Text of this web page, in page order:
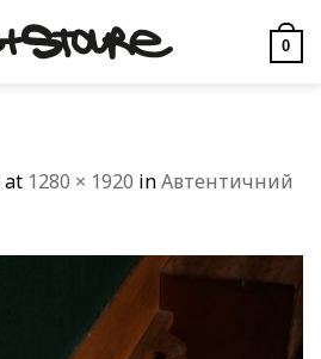
0
at 1280 × 1920 inАвтентичний